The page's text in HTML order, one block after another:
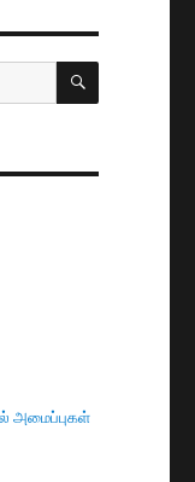
SEARCH
அமைப்புகள்